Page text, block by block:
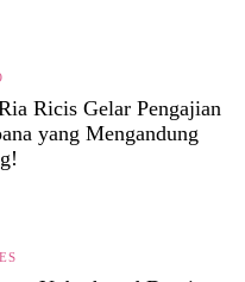
Ricis Gelar Pengajian
yang Mengandung